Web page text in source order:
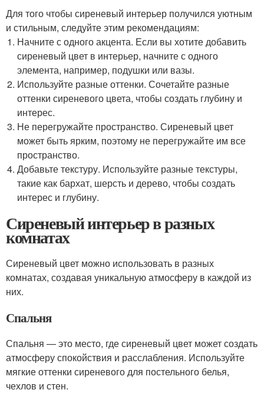
Для того чтобы сиреневый интерьер получился уютным
и стильным, следуйте этим рекомендациям:
Начните с одного акцента. Если вы хотите добавить
сиреневый цвет в интерьер, начните с одного
элемента, например, подушки или вазы.
Используйте разные оттенки. Сочетайте разные
оттенки сиреневого цвета, чтобы создать глубину и
интерес.
Не перегружайте пространство. Сиреневый цвет
может быть ярким, поэтому не перегружайте им все
пространство.
Добавьте текстуру. Используйте разные текстуры,
такие как бархат, шерсть и дерево, чтобы создать
интерес и глубину.
Сиреневый интерьер в разных
комнатах
Сиреневый цвет можно использовать в разных
комнатах, создавая уникальную атмосферу в каждой из
них.
Спальня
Спальня — это место, где сиреневый цвет может создать
атмосферу спокойствия и расслабления. Используйте
мягкие оттенки сиреневого для постельного белья,
чехлов и стен.